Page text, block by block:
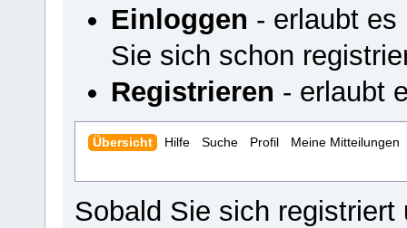
Einloggen - erlaubt es
Sie sich schon
Registrieren - erlaubt
Übersicht Hilfe Suche Profil Meine Mitteilungen
Sobald Sie sich